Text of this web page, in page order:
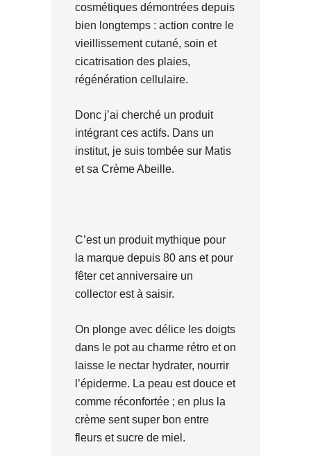
cosmétiques démontrées depuis
bien longtemps : action contre le
vieillissement cutané, soin et
cicatrisation des plaies,
régénération cellulaire.
Donc j’ai cherché un produit
intégrant ces actifs. Dans un
institut, je suis tombée sur Matis
et sa Crème Abeille.
C’est un produit mythique pour
la marque depuis 80 ans et pour
fêter cet anniversaire un
collector est à saisir.
On plonge avec délice les doigts
dans le pot au charme rétro et on
laisse le nectar hydrater, nourrir
l’épiderme. La peau est douce et
comme réconfortée ; en plus la
crème sent super bon entre
fleurs et sucre de miel.